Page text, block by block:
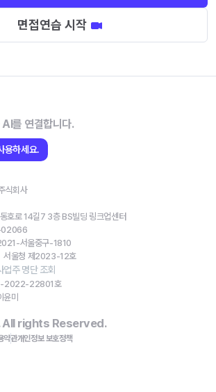
면접연습 시작
를 연결합니다.
용하세요.
식회사
호로 14길7 3층 BS빌딩 링크업센터
서울중구-1810
서울청 제2023-12호
주 명단 조회
2022-22801호
윤미
All rights Reserved.
약관개인정보 보호정책